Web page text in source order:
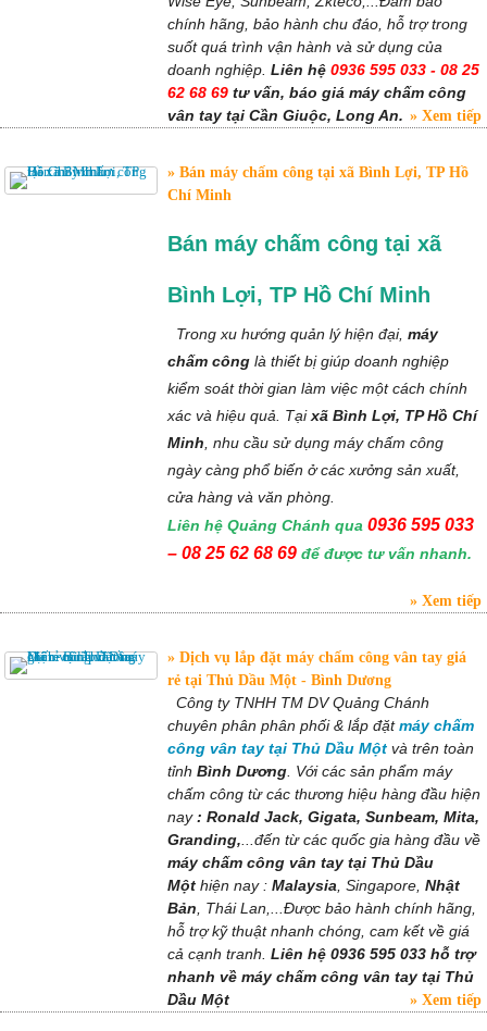
chính hãng, bảo hành chu đáo, hỗ trợ trong
suốt quá trình vận hành và sử dụng của
doanh nghiệp.Liên hệ0936 595 033 - 08 25
62 68 69 tư vấn, báo giá máy chấm công
vân tay tại Cần Giuộc, Long An.
Xem tiếp
Bán máy chấm công tại xã Bình Lợi, TP Hồ
Chí Minh
Bán máy chấm công tại xã
Bình Lợi, TP Hồ Chí Minh
Trong xu hướng quản lý hiện đại,máy
chấm công là thiết bị giúp doanh nghiệp
kiểm soát thời gian làm việc một cách chính
xác và hiệu quả. Tạixã Bình Lợi, TP Hồ Chí
Minh , nhu cầu sử dụng máy chấm công
ngày càng phổ biến ở các xưởng sản xuất,
cửa hàng và văn phòng.
Liên hệ Quảng Chánh qua0936 595 033
– 08 25 62 68 69 để được tư vấn nhanh.
Xem tiếp
Dịch vụ lắp đặt máy chấm công vân tay giá
rẻ tại Thủ Dầu Một - Bình Dương
Công ty TNHH TM DV Quảng Chánh
chuyên phân phân phối & lắp đặtmáy chấm
công vân tay tại Thủ Dầu Một và trên toàn
tỉnh Bình Dương . Với các sản phẩm máy
chấm công từ các thương hiệu hàng đầu hiện
nay: Ronald Jack, Gigata, Sunbeam, Mita,
Granding, ...đến từ các quốc gia hàng đầu về
máy chấm công vân tay tại Thủ Dầu
Một hiện nay : Malaysia , Singapore, Nhật
Bản , Thái Lan,...Được bảo hành chính hãng,
hỗ trợ kỹ thuật nhanh chóng, cam kết về giá
cả cạnh tranh.Liên hệ 0936 595 033 hỗ trợ
nhanh về máy chấm công vân tay tại Thủ
Dầu Một
Xem tiếp